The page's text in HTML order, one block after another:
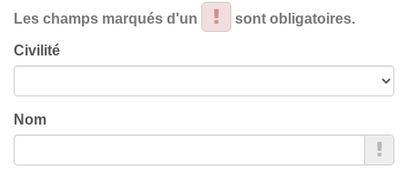
Les champs marqués d'un sont obligatoires.
Civilité
Nom